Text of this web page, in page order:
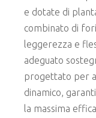
e dotate di
combinato di
leggerezza e
adeguato
progettato per
dinamico,
la massima